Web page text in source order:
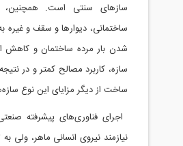
سازهای سنتی است. همچنین،
ساختمانی، دیوارها و سقف و غیره
شدن بار مرده ساختمان و کاهش
سازه، کاربرد مصالح کمتر و در
ساخت از دیگر مزایای این نوع
اجرای فناوری‌های پیشرفته
نیازمند نیروی انسانی ماهر، ولی